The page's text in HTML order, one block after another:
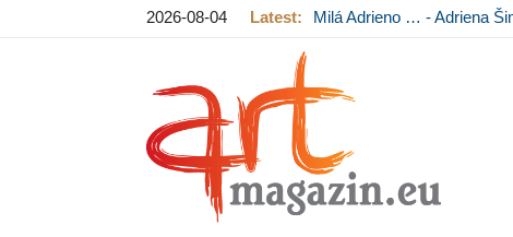
2026-08-04 Latest:
Milá Adrieno … - Adriena